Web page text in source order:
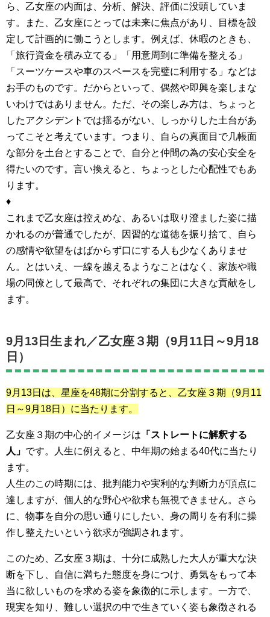
ら、乙女座の内面は、分析、解決、評価に没頭していま
す。また、乙女座にとっては未来に焦点があり、目標を設
定して計画的に働こうとします。例えば、休暇のときも、
「旅行資金を積み立てる」「用意周到に準備を整える」
「スーツケースや車のスペースを完璧に利用する」などは
お手のものです。だからといって、偶然や即興を楽しまな
いわけではありません。ただ、その楽しみ方は、ちょっと
したアクシデントでは揺るがない、しっかりした土台があ
ってこそと考えています。つまり、自らの真面目で几帳面
な部分を土台とすることで、自分と仲間の為の安心安全を
得たいのです。言い換えると、ちょっとした心配性でもあ
ります。
♦
これまで乙女座は控えめな、あるいは取り澄ました姿に描
かれるのが普通でしたが、因習的な道徳を振り捨て、自ら
の感情や欲望をはばからず口にする人も少なくありませ
ん。とはいえ、一線を越えるようなことはなく、家族や職
場の同僚として最高で、それぞれの集団に大きな貢献をし
ます。
9月13日生まれ／乙女座３期（9月11日～9月18
日）
9月13日は、星座を48期に分割すると、 乙女座３期（9月11
日～9月18日） に当たります。
乙女座３期の中心的イメージは 「ストレートに解釈する
人」 です。人生に例えると、中年期の始まる40代に当たり
ます。
人生のこの時期には、批判能力や実利的な判断力が頂点に
達しますが、個人的な野心や欲求も無視できません。さら
に、物事を自分の思い通りにしたい、身の周りを有利に操
作し整えたいという欲求が強調されます。
このため、乙女座３期は、十分に成熟した大人が重大な決
断を下し、自信に満ちた態度を身につけ、勇気をもって本
当に欲しいものを求める姿を象徴的に示します。一方で、
現実を知り、難しい選択の中で生きていく姿も象徴される